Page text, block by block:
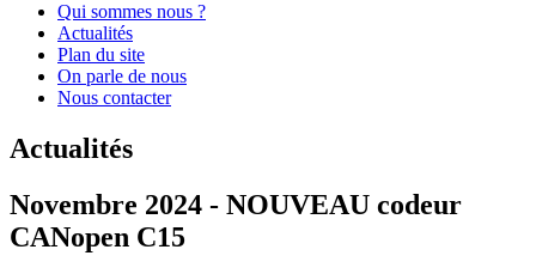
Qui sommes nous ?
Actualités
Plan du site
On parle de nous
Nous contacter
Actualités
Novembre 2024 - NOUVEAU codeur
CANopen C15